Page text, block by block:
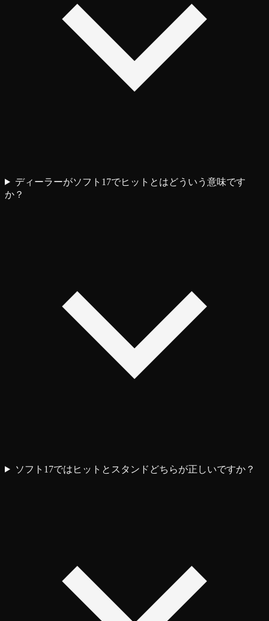
ディーラーがソフト17でヒットとはどういう意味です
か？
ソフト17ではヒットとスタンドどちらが正しいですか？